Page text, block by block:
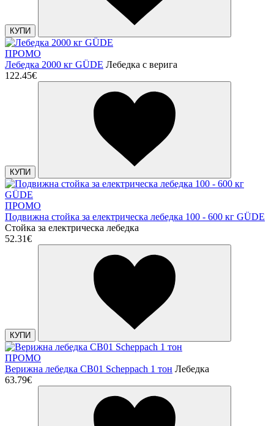
КУПИ
ПРОМО
Лебедка 2000 кг GÜDE Лебедка с верига
122.45€
КУПИ
ПРОМО
Подвижна стойка за електрическа лебедка 100 - 600 кг GÜDE
Стойка за електрическа лебедка
52.31€
КУПИ
ПРОМО
Верижна лебедка CB01 Scheppach 1 тон Лебедка
63.79€